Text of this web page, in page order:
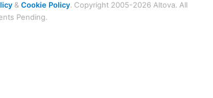
& Cookie Policy. Copyright 2005-2026 Altova. All
Pending.